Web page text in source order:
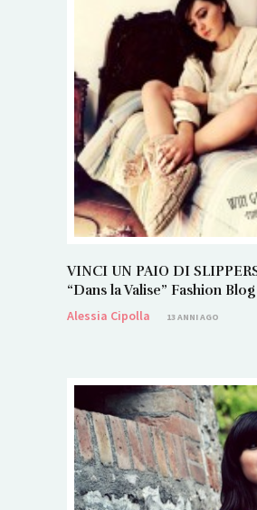
VINCI UN PAIO DI
“Dans la Valise” Fashion Blog
Alessia Cipolla
13 ANNI AGO